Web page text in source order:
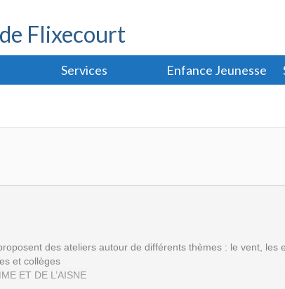
Services Enfance Jeunesse
des ateliers autour de différents thèmes : le vent, les
et collèges
ET DE L’AISNE